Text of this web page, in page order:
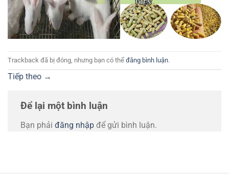
Trackback đã bị đóng, nhưng bạn có thể đăng bình luận.
Tiếp theo →
Để lại một bình luận
Bạn phải đăng nhập để gửi bình luận.